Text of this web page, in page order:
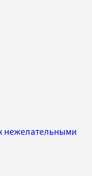
нежелательными